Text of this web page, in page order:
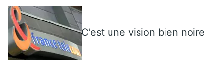
C’est une vision bien noire